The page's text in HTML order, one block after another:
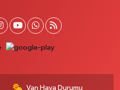
Van Hava Durumu